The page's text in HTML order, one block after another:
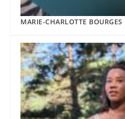
MARIE-CHARLOTTE BOURGES